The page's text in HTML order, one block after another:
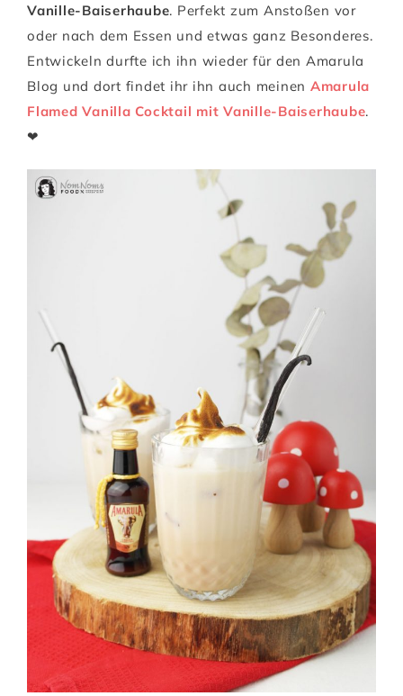
Vanille-Baiserhaube. Perfekt zum Anstoßen vor
oder nach dem Essen und etwas ganz Besonderes.
Entwickeln durfte ich ihn wieder für den Amarula
Blog und dort findet ihr ihn auch meinen Amarula
Flamed Vanilla Cocktail mit Vanille-Baiserhaube.
❤